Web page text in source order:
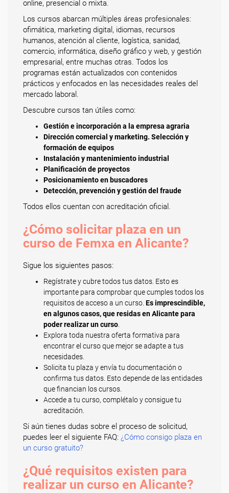
online, presencial o mixta.
Los cursos abarcan múltiples áreas profesionales:
ofimática, marketing digital, idiomas, recursos
humanos, atención al cliente, logística, sanidad,
comercio, informática, diseño gráfico y web, y gestión
empresarial, entre muchas otras. Todos los
programas están actualizados con contenidos
prácticos y enfocados en las necesidades reales del
mercado laboral.
Descubre cursos tan útiles como:
Gestión e incorporación a la empresa agraria
Dirección comercial y marketing. Selección y
formación de equipos
Instalación y mantenimiento industrial
Planificación de proyectos
Posicionamiento en buscadores
Detección, prevención y gestión del fraude
Todos ellos cuentan con acreditación oficial.
¿Cómo solicitar plaza en un
curso de Femxa en Alicante?
Sigue los siguientes pasos:
Regístrate y cubre todos tus datos. Esto es
importante para comprobar que cumples todos los
requisitos de acceso a un curso. Es imprescindible,
en algunos casos, que residas en Alicante para
poder realizar un curso
Explora toda nuestra oferta formativa para
encontrar el curso que mejor se adapte a tus
necesidades.
Solicita tu plaza y envía tu documentación o
confirma tus datos. Esto depende de las entidades
que financian los cursos.
Accede a tu curso, complétalo y consigue tu
acreditación.
Si aún tienes dudas sobre el proceso de solicitud,
puedes leer el siguiente FAQ: ¿Cómo consigo plaza en
un curso gratuito?
¿Qué requisitos existen para
realizar un curso en Alicante?